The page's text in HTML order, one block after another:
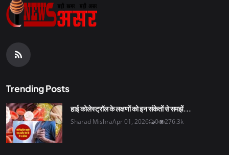
Trending Posts
हाई कोलेस्ट्रॉल के लक्षणों को इन संकेतों से समझें...
Sharad MishraApr 01, 2026 0 276.3k